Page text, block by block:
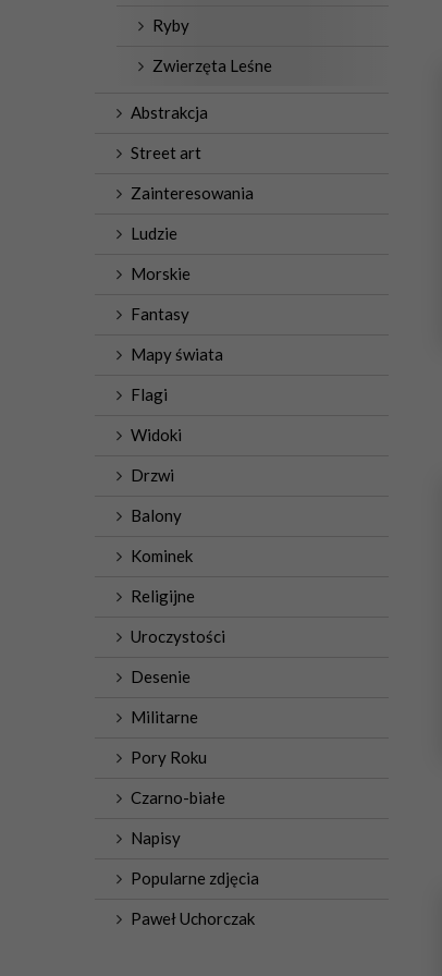
Ryby
Zwierzęta Leśne
Abstrakcja
Street art
Zainteresowania
Ludzie
Morskie
Fantasy
Mapy świata
Flagi
Widoki
Drzwi
Balony
Kominek
Religijne
Uroczystości
Desenie
Militarne
Pory Roku
Czarno-białe
Napisy
Popularne zdjęcia
Paweł Uchorczak